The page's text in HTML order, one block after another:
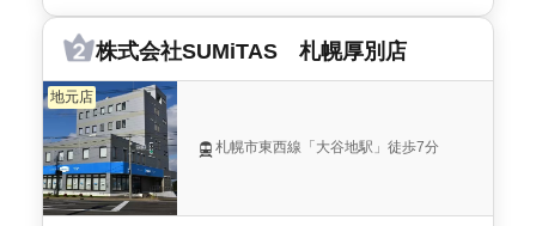
状態: 更地 土地面積:161 ㎡
2,500
北海道札幌市白石区平和通十六丁目北
株式会社SUMiTAS 札幌厚別店
地元店
札幌市東西線「大谷地駅」徒歩7分